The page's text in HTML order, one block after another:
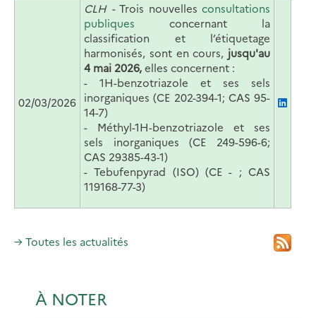
02/03/2026
CLH -Trois nouvelles consultations
publiques concernant la
classification et l’étiquetage
harmonisés, sont en cours, jusqu'au
4 mai 2026,elles concernent :
- 1H-benzotriazole et ses sels
inorganiques (CE 202-394-1; CAS 95-
14-7)
- Méthyl-1H-benzotriazole et ses
sels inorganiques (CE 249-596-6;
CAS 29385-43-1)
- Tebufenpyrad (ISO) (CE - ; CAS
119168-77-3)
→ Toutes les actualités
À NOTER